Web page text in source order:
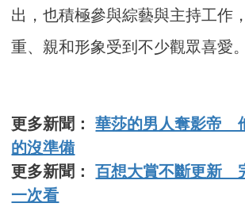
出，也積極參與綜藝與主持工作
重、親和形象受到不少觀眾喜愛。
更多新聞：華莎的男人奪影帝
的沒準備
更多新聞：百想大賞不斷更新
一次看